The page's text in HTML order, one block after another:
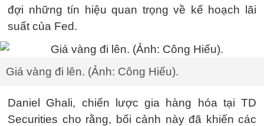
đợi những tín hiệu quan trọng về kế hoạch lãi
suất của Fed.
Giá vàng đi lên. (Ảnh: Công Hiếu).
Daniel Ghali, chiến lược gia hàng hóa tại TD
Securities cho rằng, bối cảnh này đã khiến các